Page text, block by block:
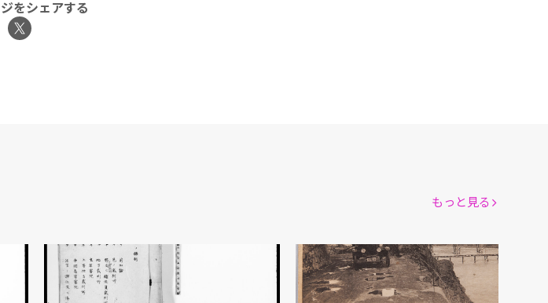
をシェアする
第四巻 司法権ノ編制 獅子鼻(風景絵葉書)
もっと見る